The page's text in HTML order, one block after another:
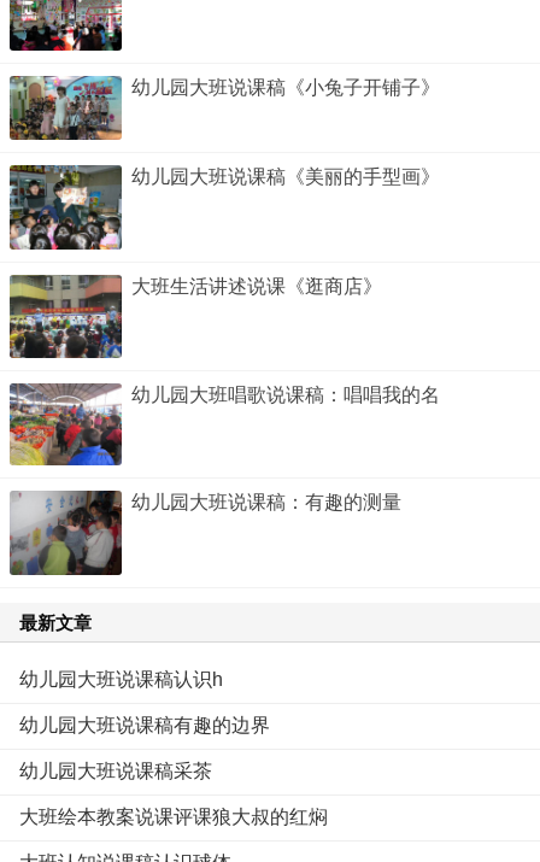
幼儿园大班说课稿《小兔子开铺子》
幼儿园大班说课稿《美丽的手型画》
大班生活讲述说课《逛商店》
幼儿园大班唱歌说课稿：唱唱我的名
幼儿园大班说课稿：有趣的测量
最新文章
幼儿园大班说课稿认识h
幼儿园大班说课稿有趣的边界
幼儿园大班说课稿采茶
大班绘本教案说课评课狼大叔的红焖